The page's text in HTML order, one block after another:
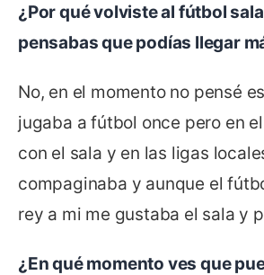
¿Por qué volviste al fútbol
pensabas que podías llegar
No, en el momento no pensé
jugaba a fútbol once pero en
con el sala y en las ligas
compaginaba y aunque el
rey a mi me gustaba el sala y
¿En qué momento ves que